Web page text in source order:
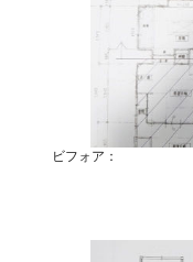
ビフォア：